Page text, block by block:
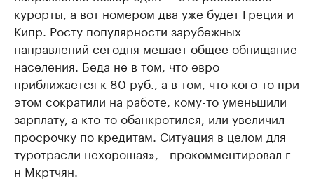
курорты, а вот номером два уже будет Греция и
Кипр. Росту популярности зарубежных
направлений сегодня мешает общее обнищание
населения. Беда не в том, что евро
приближается к 80 руб., а в том, что кого-то при
этом сократили на работе, кому-то уменьшили
зарплату, а кто-то обанкротился, или увеличил
просрочку по кредитам. Ситуация в целом для
туротрасли нехорошая», - прокомментировал г-
н Мкртчян.